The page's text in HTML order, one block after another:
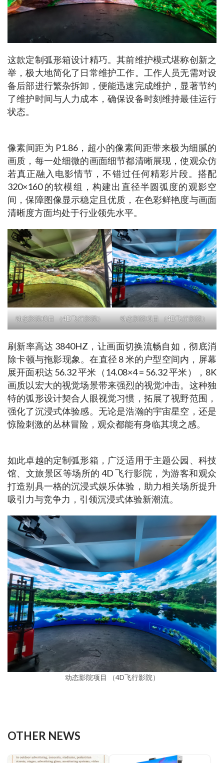
这款定制弧形箱设计精巧。其前维护模式堪称创新之
举，极大地简化了日常维护工作。工作人员无需对设
备后部进行繁杂拆卸，便能迅速完成维护，显著节约
了维护时间与人力成本，确保设备时刻维持最佳运行
状态。​
像素间距为 P1.86，超小的像素间距带来极为细腻的
画质，每一处细微的画面细节都清晰展现，使观众仿
若真正融入电影情节，不错过任何精彩片段。搭配
320×160 的软模组，构建出直径半圆弧度的观影空
间，保障图像显示稳定且优质，在色彩鲜艳度与画面
清晰度方面均处于行业领先水平。​
动态影院项目 （4D飞行影院） 动态影院项目 （4D飞行影院）
刷新率高达 3840HZ，让画面切换流畅自如，彻底消
除卡顿与拖影现象。在直径 8 米的户型空间内，屏幕
展开面积达 56.32 平米（14.08×4 = 56.32 平米），8K
画质以宏大的视觉场景带来强烈的视觉冲击。这种独
特的弧形设计契合人眼视觉习惯，拓展了视野范围，
强化了沉浸式体验感。无论是浩瀚的宇宙星空，还是
惊险刺激的丛林冒险，观众都能有身临其境之感。​
如此卓越的定制弧形箱，广泛适用于主题公园、科技
馆、文旅景区等场所的 4D 飞行影院，为游客和观众
打造别具一格的沉浸式娱乐体验，助力相关场所提升
吸引力与竞争力，引领沉浸式体验新潮流。
动态影院项目 （4D飞行影院）
OTHER NEWS